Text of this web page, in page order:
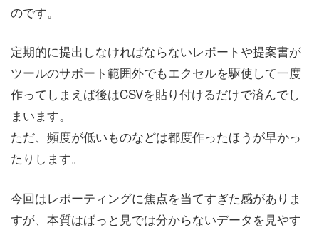
のです。
定期的に提出しなければならないレポートや提案書が
ツールのサポート範囲外でもエクセルを駆使して一度
作ってしまえば後はCSVを貼り付けるだけで済んでし
まいます。
ただ、頻度が低いものなどは都度作ったほうが早かっ
たりします。
今回はレポーティングに焦点を当てすぎた感がありま
すが、本質はぱっと見では分からないデータを見やす